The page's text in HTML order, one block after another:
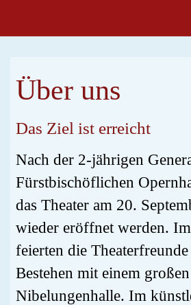
Über uns
Das Ziel ist erreicht
Nach der 2-jährigen
Fürstbischöflichen
das Theater am 20.
wieder eröffnet werden.
feierten die
Bestehen mit einem
Nibelungenhalle. Im